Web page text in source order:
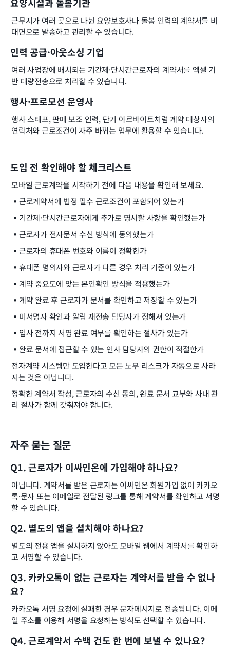
근무지가 여러 곳으로 나뉜 요양보호사나 돌봄 인력의 계약서를 비
대면으로 발송하고 관리할 수 있습니다.
인력 공급·아웃소싱 기업
여러 사업장에 배치되는 기간제·단시간근로자의 계약서를 엑셀 기
반 대량전송으로 처리할 수 있습니다.
행사·프로모션 운영사
행사 스태프, 판매 보조 인력, 단기 아르바이트처럼 계약 대상자의
연락처와 근로조건이 자주 바뀌는 업무에 활용할 수 있습니다.
도입 전 확인해야 할 체크리스트
모바일 근로계약을 시작하기 전에 다음 내용을 확인해 보세요.
▪️ 근로계약서에 법정 필수 근로조건이 포함되어 있는가
▪️ 기간제·단시간근로자에게 추가로 명시할 사항을 확인했는가
▪️ 근로자가 전자문서 수신 방식에 동의했는가
▪️ 근로자의 휴대폰 번호와 이름이 정확한가
▪️ 휴대폰 명의자와 근로자가 다른 경우 처리 기준이 있는가
▪️ 계약 중요도에 맞는 본인확인 방식을 적용했는가
▪️ 계약 완료 후 근로자가 문서를 확인하고 저장할 수 있는가
▪️ 미서명자 확인과 알림 재전송 담당자가 정해져 있는가
▪️ 입사 전까지 서명 완료 여부를 확인하는 절차가 있는가
▪️ 완료 문서에 접근할 수 있는 인사 담당자의 권한이 적절한가
전자계약 시스템만 도입한다고 모든 노무 리스크가 자동으로 사라
지는 것은 아닙니다.
정확한 계약서 작성, 근로자의 수신 동의, 완료 문서 교부와 사내 관
리 절차가 함께 갖춰져야 합니다.
자주 묻는 질문
Q1. 근로자가 이싸인온에 가입해야 하나요?
아닙니다. 계약서를 받은 근로자는 이싸인온 회원가입 없이 카카오
톡·문자 또는 이메일로 전달된 링크를 통해 계약서를 확인하고 서명
할 수 있습니다.
Q2. 별도의 앱을 설치해야 하나요?
별도의 전용 앱을 설치하지 않아도 모바일 웹에서 계약서를 확인하
고 서명할 수 있습니다.
Q3. 카카오톡이 없는 근로자는 계약서를 받을 수 없나
요?
카카오톡 서명 요청에 실패한 경우 문자메시지로 전송됩니다. 이메
일 주소를 이용해 서명을 요청하는 방식도 선택할 수 있습니다.
Q4. 근로계약서 수백 건도 한 번에 보낼 수 있나요?